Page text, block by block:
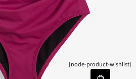
[node-product-wishlist]